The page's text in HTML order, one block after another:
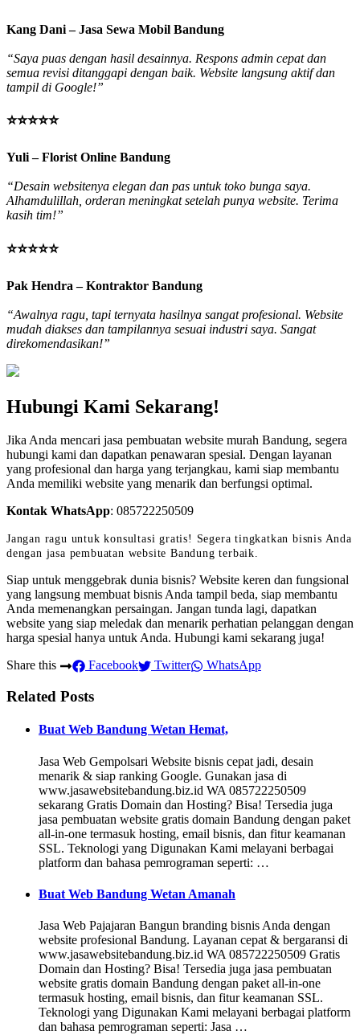
Kang Dani – Jasa Sewa Mobil Bandung
“Saya puas dengan hasil desainnya. Respons admin cepat dan
semua revisi ditanggapi dengan baik. Website langsung aktif dan
tampil di Google!”
⭐⭐⭐⭐⭐
Yuli – Florist Online Bandung
“Desain websitenya elegan dan pas untuk toko bunga saya.
Alhamdulillah, orderan meningkat setelah punya website. Terima
kasih tim!”
⭐⭐⭐⭐⭐
Pak Hendra – Kontraktor Bandung
“Awalnya ragu, tapi ternyata hasilnya sangat profesional. Website
mudah diakses dan tampilannya sesuai industri saya. Sangat
direkomendasikan!”
Hubungi Kami Sekarang!
Jika Anda mencari jasa pembuatan website murah Bandung, segera
hubungi kami dan dapatkan penawaran spesial. Dengan layanan
yang profesional dan harga yang terjangkau, kami siap membantu
Anda memiliki website yang menarik dan berfungsi optimal.
Kontak WhatsApp: 085722250509
Jangan ragu untuk konsultasi gratis! Segera tingkatkan bisnis Anda
dengan jasa pembuatan website Bandung terbaik.
Siap untuk menggebrak dunia bisnis? Website keren dan fungsional
yang langsung membuat bisnis Anda tampil beda, siap membantu
Anda memenangkan persaingan. Jangan tunda lagi, dapatkan
website yang siap meledak dan menarik perhatian pelanggan dengan
harga spesial hanya untuk Anda. Hubungi kami sekarang juga!
Share this
Facebook Twitter WhatsApp
Related Posts
Buat Web Bandung Wetan Hemat,
Jasa Web Gempolsari Website bisnis cepat jadi, desain
menarik & siap ranking Google. Gunakan jasa di
www.jasawebsitebandung.biz.id WA 085722250509
sekarang Gratis Domain dan Hosting? Bisa! Tersedia juga
jasa pembuatan website gratis domain Bandung dengan paket
all-in-one termasuk hosting, email bisnis, dan fitur keamanan
SSL. Teknologi yang Digunakan Kami melayani berbagai
platform dan bahasa pemrograman seperti: …
Buat Web Bandung Wetan Amanah
Jasa Web Pajajaran Bangun branding bisnis Anda dengan
website profesional Bandung. Layanan cepat & bergaransi di
www.jasawebsitebandung.biz.id WA 085722250509 Gratis
Domain dan Hosting? Bisa! Tersedia juga jasa pembuatan
website gratis domain Bandung dengan paket all-in-one
termasuk hosting, email bisnis, dan fitur keamanan SSL.
Teknologi yang Digunakan Kami melayani berbagai platform
dan bahasa pemrograman seperti: Jasa …